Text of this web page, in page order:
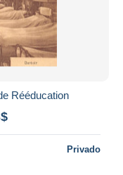
Rééducation
Privado